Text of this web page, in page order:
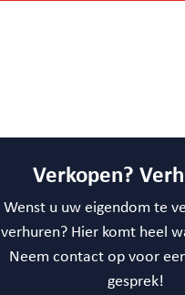
Verkopen?
Wenst u uw eigendom te
verhuren? Hier komt heel
Neem contact op voor
gesprek!